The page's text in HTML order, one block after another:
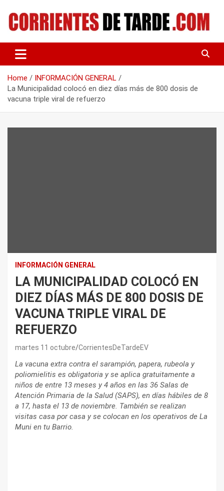
content
CORRIENTES DE TARDE
Home
INFORMACIÓN GENERAL
La Municipalidad colocó en diez días más de 800 dosis de
vacuna triple viral de refuerzo
INFORMACIÓN GENERAL
LA MUNICIPALIDAD COLOCÓ EN
DIEZ DÍAS MÁS DE 800 DOSIS DE
VACUNA TRIPLE VIRAL DE
REFUERZO
martes 11 octubre CorrientesDeTardeEV
La vacuna extra contra el sarampión, papera, rubeola y
poliomielitis es obligatoria y se aplica gratuitamente a
niños de entre 13 meses y 4 años en las 36 Salas de
Atención Primaria de la Salud (SAPS), en días hábiles de 8
a 17, hasta el 13 de noviembre. También se realizan
visitas casa por casa y se colocan en los operativos de La
Muni en tu Barrio.